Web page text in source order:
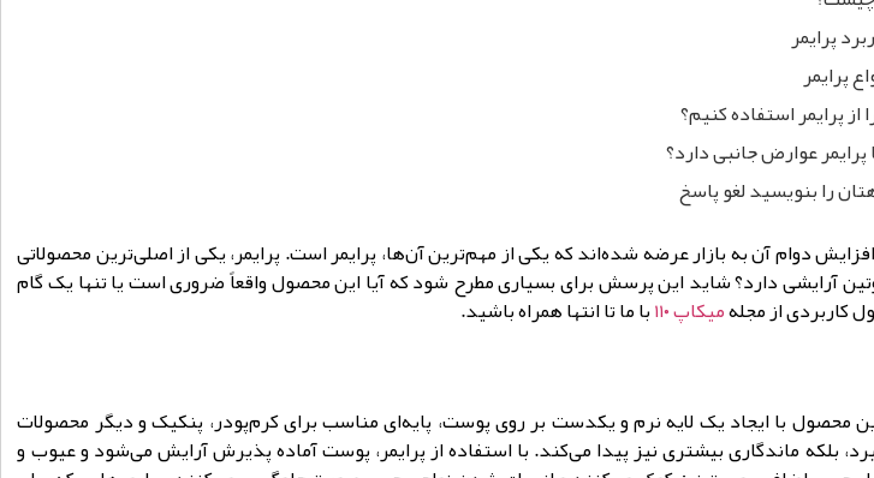
پرایمر
پرایمر
از پرایمر استفاده کنیم؟
پرایمر عوارض جانبی دارد؟
را بنویسید لغو پاسخ
دوام آن به بازار عرضه شده‌اند که یکی از مهم‌ترین آن‌ها، پرایمر است. پرایمر، یکی از اصلی‌ترین محصولاتی
آرایشی دارد؟ شاید این پرسش برای بسیاری مطرح شود که آیا این محصول واقعاً ضروری است یا تنها یک گام
کاربردی از مجلهمیکاپ ۱۱۰ با ما تا انتها همراه باشید.
محصول با ایجاد یک لایه نرم و یکدست بر روی پوست، پایه‌ای مناسب برای کرم‌پودر، پنکیک و دیگر محصولات
بلکه ماندگاری بیشتری نیز پیدا می‌کند. با استفاده از پرایمر، پوست آماده پذیرش آرایش می‌شود و عیوب و